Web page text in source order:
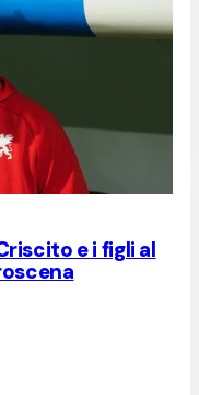
e i figli al